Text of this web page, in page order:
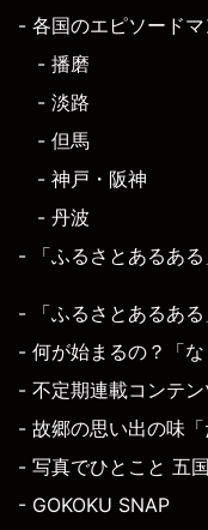
- 各国のエピソード
- 播磨
- 淡路
- 但馬
- 神戸・阪神
- 丹波
- 「ふるさとあるあ
- 「ふるさとあるあ
- 何が始まるの？「な
- 不定期連載コンテン
- 故郷の思い出の味「
- 写真でひとこと 五
- GOKOKU SNAP